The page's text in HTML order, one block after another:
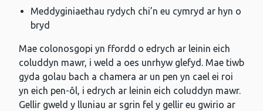
Meddyginiaethau rydych chi’n eu cymryd ar hyn o
bryd
Mae colonosgopi yn ffordd o edrych ar leinin eich
coluddyn mawr, i weld a oes unrhyw glefyd. Mae tiwb
gyda golau bach a chamera ar un pen yn cael ei roi
yn eich pen-ôl, i edrych ar leinin eich coluddyn mawr.
Gellir gweld y lluniau ar sgrin fel y gellir eu gwirio ar